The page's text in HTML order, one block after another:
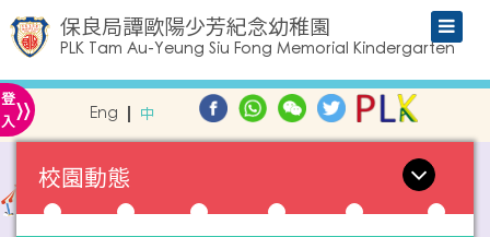
保良局譚歐陽少芳紀念幼稚園
PLK Tam Au-Yeung Siu Fong Memorial Kindergarten
登
入» Eng 中
校園動態